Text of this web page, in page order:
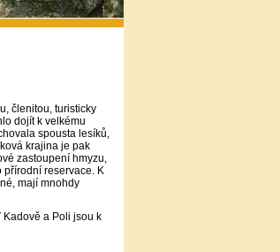
členitou, turisticky
dojít k velkému
spousta lesíků,
krajina je pak
zastoupení hmyzu,
přírodní reservace. K
mají mnohdy
a Poli jsou k